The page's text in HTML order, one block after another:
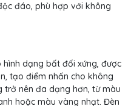
đáo, phù hợp với không
dạng bất đối xứng, được
tạo điểm nhấn cho không
trở nên đa dạng hơn, từ màu
hoặc màu vàng nhạt. Đèn